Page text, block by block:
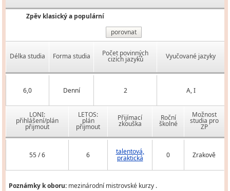
Zpěv klasický a populární
porovnat
Délka studia Forma studia Počet povinných
cizích jazyků Vyučované jazyky
6,0 Denní 2 A, I
LONI:
přihlášení/plán
přijmout
LETOS:
plán
přijmout
Přijímací
zkouška
Roční
školné
Možnost
studia pro
ZP
55 / 6 6 talentová,
praktická 0 Zrakově
Poznámky k oboru: mezinárodní mistrovské kurzy .